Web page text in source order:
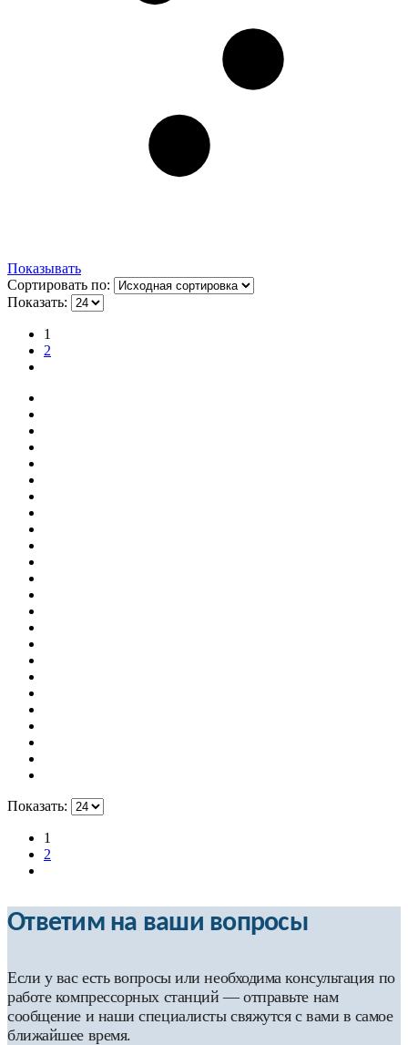
Показывать
Сортировать по:
Показать:
1
2
Показать:
1
2
Ответим на ваши вопросы
Если у вас есть вопросы или необходима консультация по
работе компрессорных станций — отправьте нам
сообщение и наши специалисты свяжутся с вами в самое
ближайшее время.